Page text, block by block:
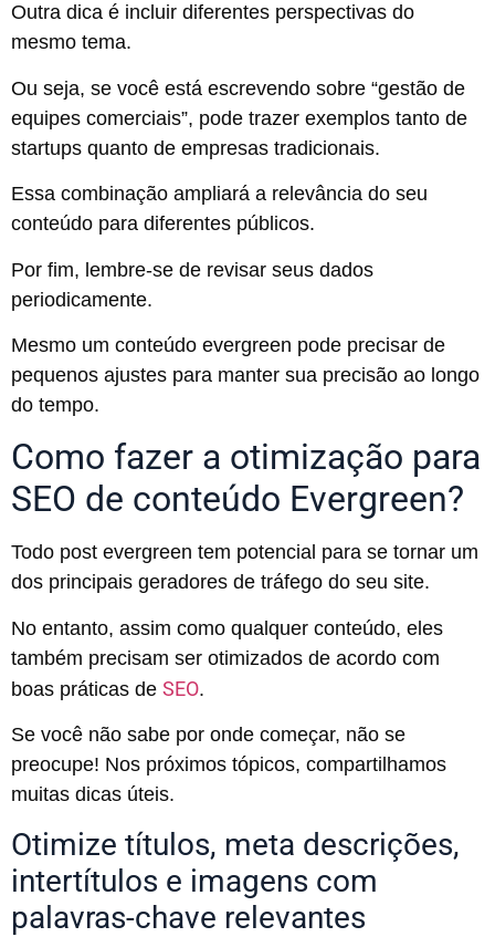
Outra dica é incluir diferentes perspectivas do
mesmo tema.
Ou seja, se você está escrevendo sobre “gestão de
equipes comerciais”, pode trazer exemplos tanto de
startups quanto de empresas tradicionais.
Essa combinação ampliará a relevância do seu
conteúdo para diferentes públicos.
Por fim, lembre-se de revisar seus dados
periodicamente.
Mesmo um conteúdo evergreen pode precisar de
pequenos ajustes para manter sua precisão ao longo
do tempo.
Como fazer a otimização para
SEO de conteúdo Evergreen?
Todo post evergreen tem potencial para se tornar um
dos principais geradores de tráfego do seu site.
No entanto, assim como qualquer conteúdo, eles
também precisam ser otimizados de acordo com
boas práticas de SEO.
Se você não sabe por onde começar, não se
preocupe! Nos próximos tópicos, compartilhamos
muitas dicas úteis.
Otimize títulos, meta descrições,
intertítulos e imagens com
palavras-chave relevantes